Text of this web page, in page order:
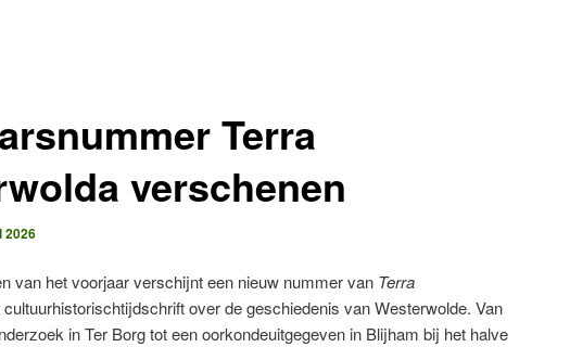
Terra
verschenen
2026
van het voorjaar verschijnt een nieuw nummer van Terra
cultuurhistorischtijdschrift over de geschiedenis van Westerwolde. Van
in Ter Borg tot een oorkondeuitgegeven in Blijham bij het halve